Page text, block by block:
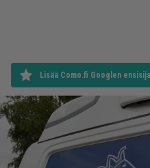
Lisää Como.fi Googlen